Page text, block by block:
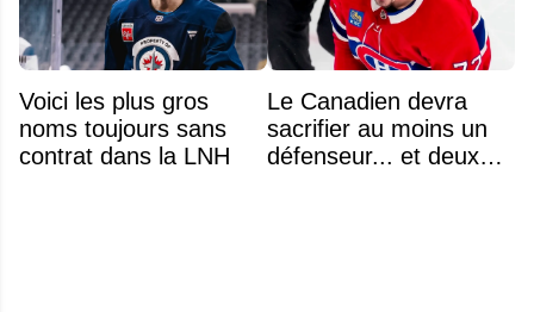
Voici les plus gros
noms toujours sans
contrat dans la LNH
Le Canadien devra
sacrifier au moins un
défenseur... et deux